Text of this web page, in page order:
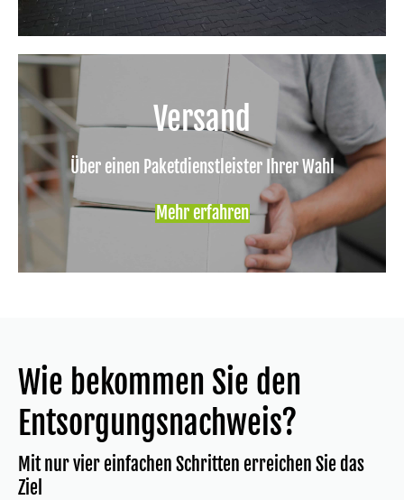
Versand
Über einen Paketdienstleister Ihrer Wahl
Mehr erfahren
Wie bekommen Sie den
Entsorgungsnachweis?
Mit nur vier einfachen Schritten erreichen Sie das
Ziel